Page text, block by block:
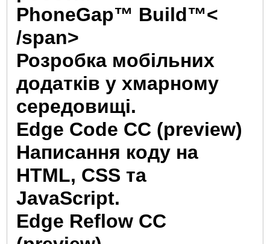
PhoneGap™ Build™<
/span>
Розробка мобільних
додатків у хмарному
середовищі.
Edge Code CC (preview)
Написання коду на
HTML, CSS та
JavaScript.
Edge Reflow CC